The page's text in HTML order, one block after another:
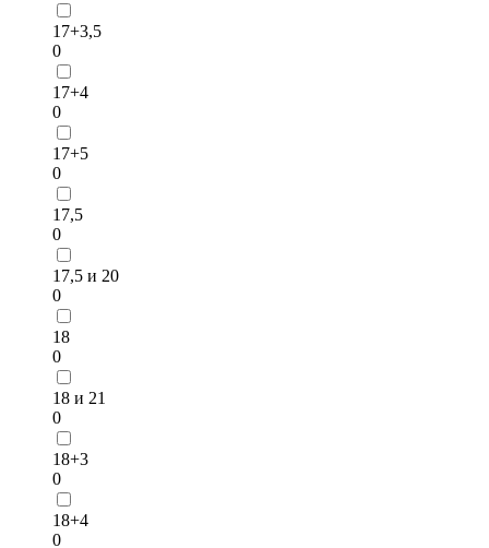
17+3,5
0
17+4
0
17+5
0
17,5
0
17,5 и 20
0
18
0
18 и 21
0
18+3
0
18+4
0